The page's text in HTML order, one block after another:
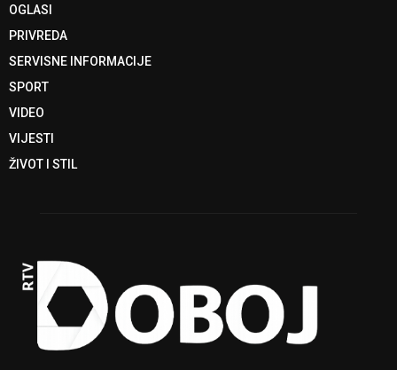
OGLASI
PRIVREDA
SERVISNE INFORMACIJE
SPORT
VIDEO
VIJESTI
ŽIVOT I STIL